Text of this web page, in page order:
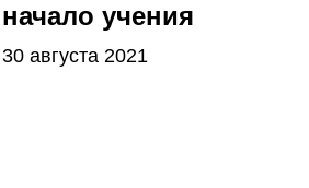
начало учения
30 августа 2021